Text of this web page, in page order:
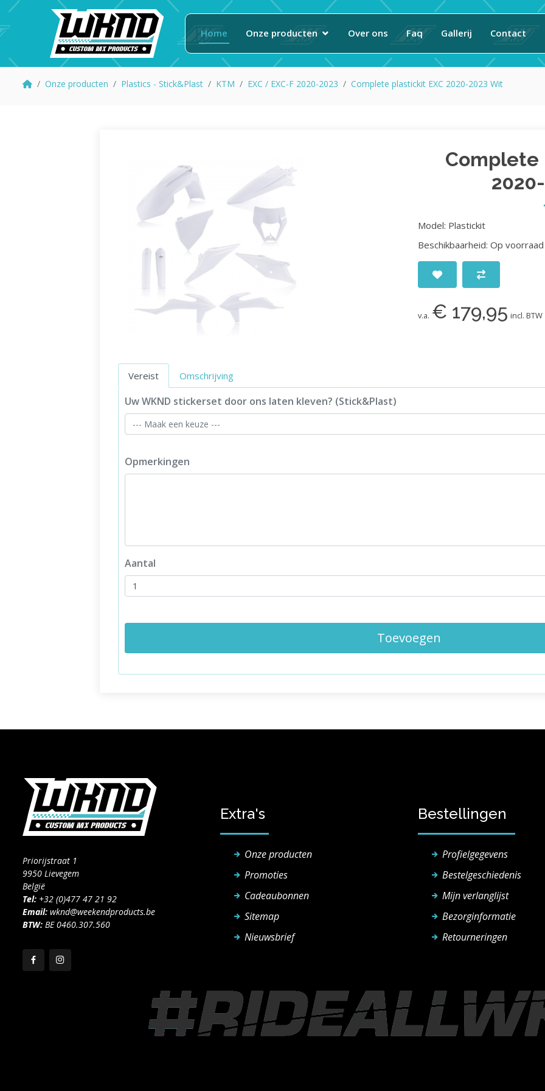
Home Onze producten Over ons Faq Gallerij Contact
Onze producten Plastics - Stick&Plast KTM EXC / EXC-F 2020-2023 Complete plastickit EXC 2020-2023 Wit
Complete
Model: Plastickit
Beschikbaarheid: Op voorraad
v.a. € 179,95 incl. BTW
Vereist Omschrijving
Uw WKND stickerset door ons laten kleven? (Stick&Plast)
Opmerkingen
Aantal
Toevoegen
Priorijstraat 1
9950 Lievegem
België
Tel: +32 (0)477 47 21 92
Email: wknd@weekendproducts.be
BTW: BE 0460.307.560
Extra's
Onze producten
Promoties
Cadeaubonnen
Sitemap
Nieuwsbrief
Bestellingen
Profielgegevens
Bestelgeschiedenis
Mijn verlanglijst
Bezorginformatie
Retourneringen